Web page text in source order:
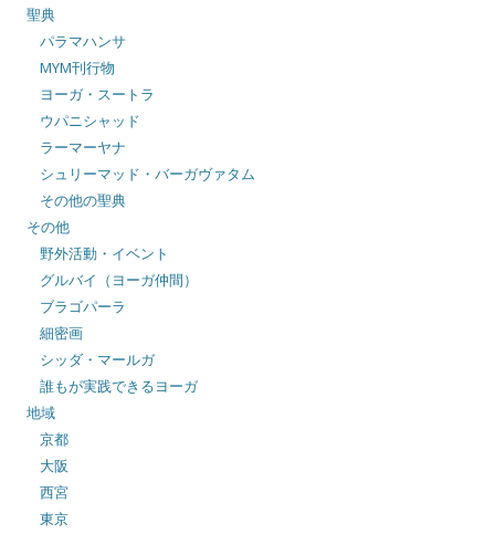
聖典
パラマハンサ
MYM刊行物
ヨーガ・スートラ
ウパニシャッド
ラーマーヤナ
シュリーマッド・バーガヴァタム
その他の聖典
その他
野外活動・イベント
グルバイ（ヨーガ仲間）
ブラゴパーラ
細密画
シッダ・マールガ
誰もが実践できるヨーガ
地域
京都
大阪
西宮
東京